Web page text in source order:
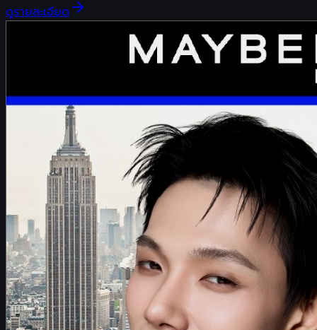
ดูรายละเอียด